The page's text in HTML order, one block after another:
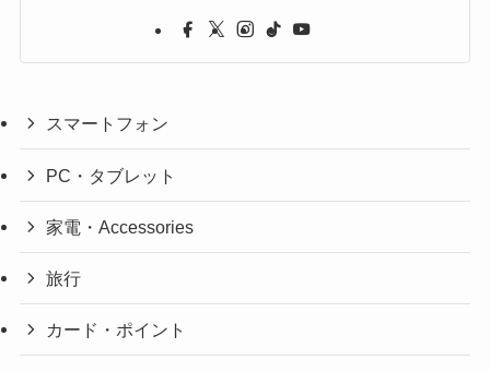
スマートフォン
PC・タブレット
家電・Accessories
旅行
カード・ポイント